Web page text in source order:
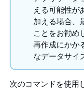
える可能性が
加える場合、
ことをお勧め
再作成にかか
なデータサイ
次のコマンドを使用